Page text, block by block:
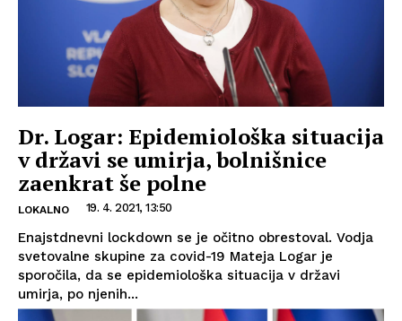
Dr. Logar: Epidemiološka situacija
v državi se umirja, bolnišnice
zaenkrat še polne
LOKALNO 19. 4. 2021, 13:50
Enajstdnevni lockdown se je očitno obrestoval. Vodja
svetovalne skupine za covid-19 Mateja Logar je
sporočila, da se epidemiološka situacija v državi
umirja, po njenih...